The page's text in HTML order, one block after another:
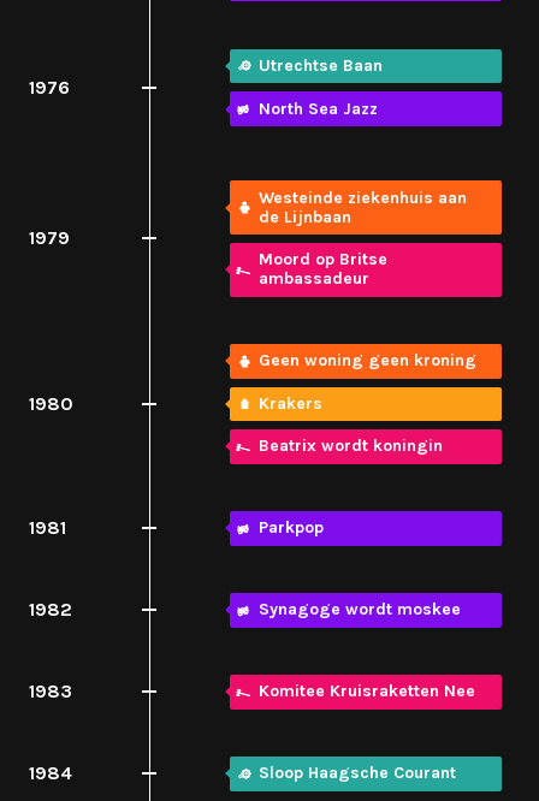
1976
Utrechtse Baan
North Sea Jazz
1979
Westeinde ziekenhuis aan
de Lijnbaan
Moord op Britse
ambassadeur
1980
Geen woning geen kroning
Krakers
Beatrix wordt koningin
1981 Parkpop
1982 Synagoge wordt moskee
1983 Komitee Kruisraketten Nee
1984 Sloop Haagsche Courant